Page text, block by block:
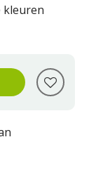
kleuren